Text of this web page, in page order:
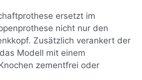
ersetzt im
nicht nur den
Zusätzlich verankert der
Modell mit einem
zementfrei oder